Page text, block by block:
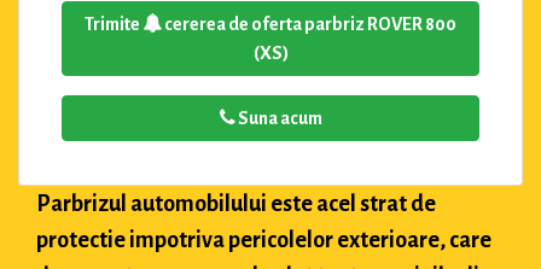
Trimite
cererea de oferta parbriz ROVER 800
(XS)
Suna acum
Parbrizul automobilului este acel strat de
protectie impotriva pericolelor exterioare, care